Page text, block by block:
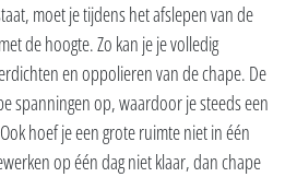
moet je tijdens het afslepen van de
de hoogte. Zo kan je je volledig
en oppolieren van de chape. De
spanningen op, waardoor je steeds een
hoef je een grote ruimte niet in één
op één dag niet klaar, dan chape